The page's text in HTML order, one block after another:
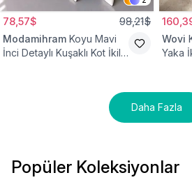
78,57$ 98,21$
Modamihram Koyu Mavi
İnci Detaylı Kuşaklı Kot İkili
Wovi
Yaka
Daha Fazla
Popüler Koleksiyonlar